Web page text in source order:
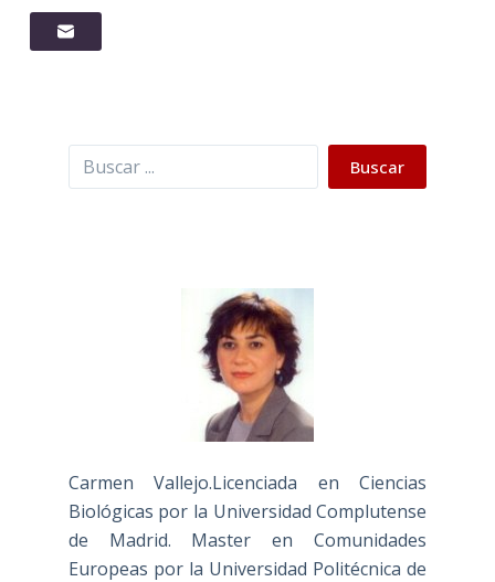
Buscar Buscar
Carmen Vallejo.Licenciada en Ciencias
Biológicas por la Universidad Complutense
de Madrid. Master en Comunidades
Europeas por la Universidad Politécnica de